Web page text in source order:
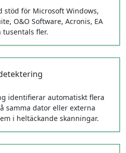
stöd för Microsoft Windows,
O&O Software, Acronis, EA
tusentals fler.
identifierar automatiskt flera
samma dator eller externa
i heltäckande skanningar.